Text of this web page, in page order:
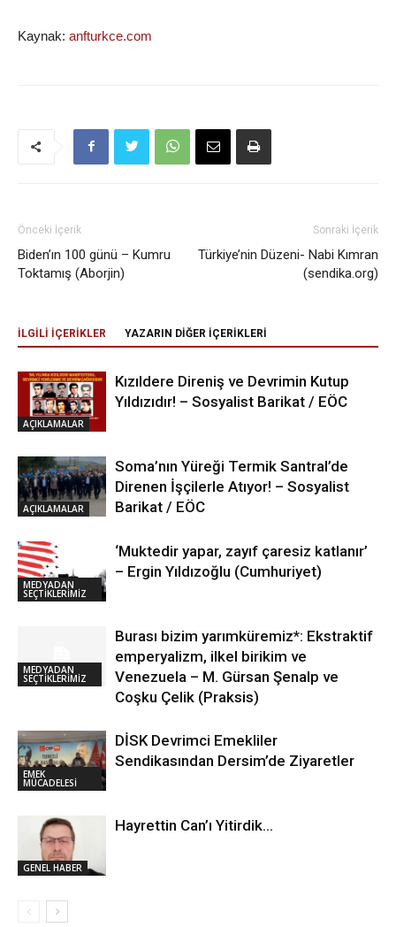
Kaynak: anfturkce.com
Önceki İçerik
Biden’ın 100 günü – Kumru
Toktamış (Aborjin)
Sonraki İçerik
Türkiye’nin Düzeni- Nabi Kımran
(sendika.org)
İLGİLİ İÇERİKLER YAZARIN DİĞER İÇERİKLERİ
AÇIKLAMALAR
Kızıldere Direniş ve Devrimin Kutup
Yıldızıdır! – Sosyalist Barikat / EÖC
AÇIKLAMALAR
Soma’nın Yüreği Termik Santral’de
Direnen İşçilerle Atıyor! – Sosyalist
Barikat / EÖC
MEDYADAN
SEÇTİKLERİMİZ
‘Muktedir yapar, zayıf çaresiz katlanır’
– Ergin Yıldızoğlu (Cumhuriyet)
MEDYADAN
SEÇTİKLERİMİZ
Burası bizim yarımküremiz*: Ekstraktif
emperyalizm, ilkel birikim ve
Venezuela – M. Gürsan Şenalp ve
Coşku Çelik (Praksis)
EMEK
MÜCADELESİ
DİSK Devrimci Emekliler
Sendikasından Dersim’de Ziyaretler
GENEL HABER
Hayrettin Can’ı Yitirdik…